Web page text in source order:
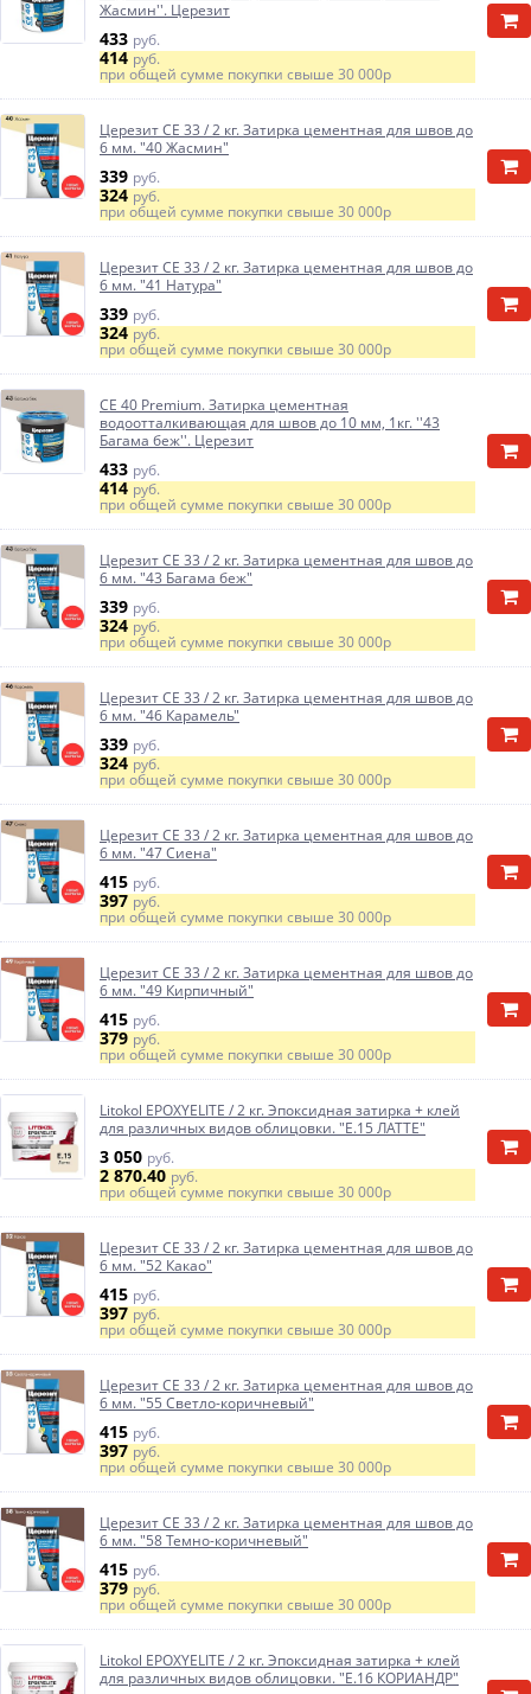
Жасмин''. Церезит
433 руб.
414руб.
при общей сумме покупки свыше 30 000р
Церезит CE 33 / 2 кг. Затирка цементная для швов до
6 мм. "40 Жасмин"
339 руб.
324руб.
при общей сумме покупки свыше 30 000р
Церезит CE 33 / 2 кг. Затирка цементная для швов до
6 мм. "41 Натура"
339 руб.
324руб.
при общей сумме покупки свыше 30 000р
CE 40 Premium. Затирка цементная
водоотталкивающая для швов до 10 мм, 1кг. ''43
Багама беж''. Церезит
433 руб.
414руб.
при общей сумме покупки свыше 30 000р
Церезит CE 33 / 2 кг. Затирка цементная для швов до
6 мм. "43 Багама беж"
339 руб.
324руб.
при общей сумме покупки свыше 30 000р
Церезит CE 33 / 2 кг. Затирка цементная для швов до
6 мм. "46 Карамель"
339 руб.
324руб.
при общей сумме покупки свыше 30 000р
Церезит CE 33 / 2 кг. Затирка цементная для швов до
6 мм. "47 Сиена"
415 руб.
397руб.
при общей сумме покупки свыше 30 000р
Церезит CE 33 / 2 кг. Затирка цементная для швов до
6 мм. "49 Кирпичный"
415 руб.
379руб.
при общей сумме покупки свыше 30 000р
Litokol EPOXYELITE / 2 кг. Эпоксидная затирка + клей
для различных видов облицовки. "E.15 ЛАТТЕ"
3 050 руб.
2 870.40руб.
при общей сумме покупки свыше 30 000р
Церезит CE 33 / 2 кг. Затирка цементная для швов до
6 мм. "52 Какао"
415 руб.
397руб.
при общей сумме покупки свыше 30 000р
Церезит CE 33 / 2 кг. Затирка цементная для швов до
6 мм. "55 Светло-коричневый"
415 руб.
397руб.
при общей сумме покупки свыше 30 000р
Церезит CE 33 / 2 кг. Затирка цементная для швов до
6 мм. "58 Темно-коричневый"
415 руб.
379руб.
при общей сумме покупки свыше 30 000р
Litokol EPOXYELITE / 2 кг. Эпоксидная затирка + клей
для различных видов облицовки. "E.16 КОРИАНДР"